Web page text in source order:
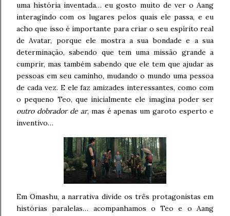
uma história inventada… eu gosto muito de ver o Aang
interagindo com os lugares pelos quais ele passa, e eu
acho que isso é importante para criar o seu espírito real
de Avatar, porque ele mostra a sua bondade e a sua
determinação, sabendo que tem uma missão grande a
cumprir, mas também sabendo que ele tem que ajudar as
pessoas em seu caminho, mudando o mundo uma pessoa
de cada vez. E ele faz amizades interessantes, como com
o pequeno Teo, que inicialmente ele imagina poder ser
outro dobrador de ar, mas é apenas um garoto esperto e
inventivo…
Em Omashu, a narrativa divide os três protagonistas em
histórias paralelas… acompanhamos o Teo e o Aang